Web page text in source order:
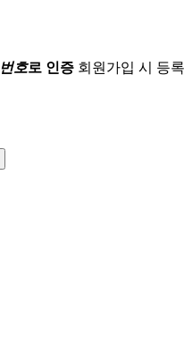
호로 인증 회원가입 시 등록